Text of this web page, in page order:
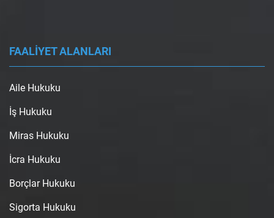
FAALİYET ALANLARI
Aile Hukuku
İş Hukuku
Miras Hukuku
İcra Hukuku
Borçlar Hukuku
Sigorta Hukuku